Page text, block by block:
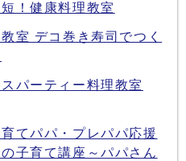
！健康料理教室
室 デコ巻き寿司でつく
パーティー料理教室
てパパ・プレパパ応援
子育て講座～パパさん